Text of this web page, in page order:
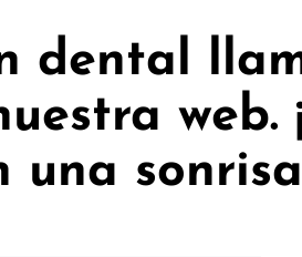
dental
web.
una